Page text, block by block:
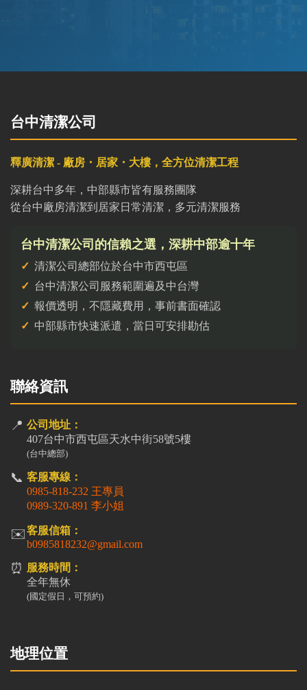
台中清潔公司
釋廣清潔 - 廠房・居家・大樓，全方位清潔工程
深耕台中多年，中部縣市皆有服務團隊
從台中廠房清潔到居家日常清潔，多元清潔服務
台中清潔公司的信賴之選，深耕中部逾十年
清潔公司總部位於台中市西屯區
台中清潔公司服務範圍遍及中台灣
報價透明，不隱藏費用，事前書面確認
中部縣市快速派遣，當日可安排勘估
聯絡資訊
📍 公司地址：
407台中市西屯區天水中街58號5樓
(台中總部)
📞 客服專線：
0985-818-232 王專員
0989-320-891 李小姐
✉️客服信箱：
b0985818232@gmail.com
⏰ 服務時間：
全年無休
(國定假日，可預約)
地理位置